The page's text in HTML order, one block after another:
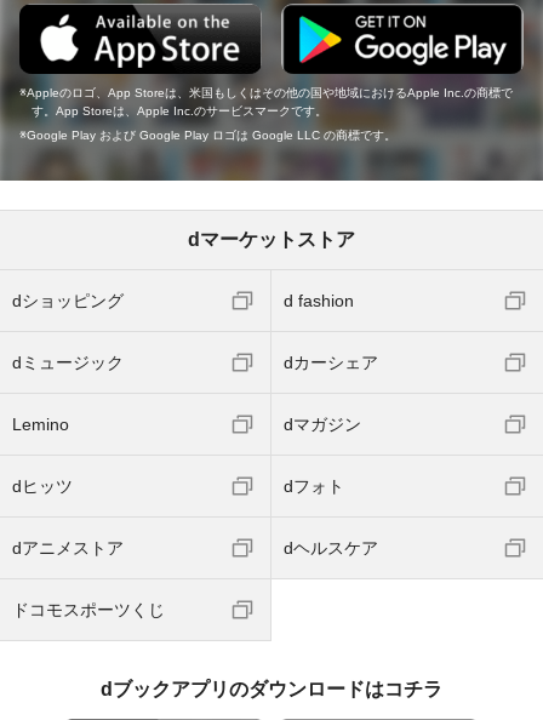
Appleのロゴ、App Storeは、米国もしくはその他の国や地域におけるApple Inc.の商標で
す。App Storeは、Apple Inc.のサービスマークです。
Google Play および Google Play ロゴは Google LLC の商標です。
dマーケットストア
dショッピング d fashion
dミュージック dカーシェア
Lemino dマガジン
dヒッツ dフォト
dアニメストア dヘルスケア
ドコモスポーツくじ
dブックアプリのダウンロードはコチラ